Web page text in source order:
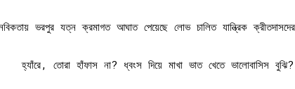
ভরপুর যত্ন ক্রমাগত আঘাত পেয়েছে লোভ চালিত যান্ত্রিক
হ্যাঁরে, তোরা হাঁফাস না? ধ্বংস দিয়ে মাখা ভাত খেতে ভালোবাসিস বুঝি?